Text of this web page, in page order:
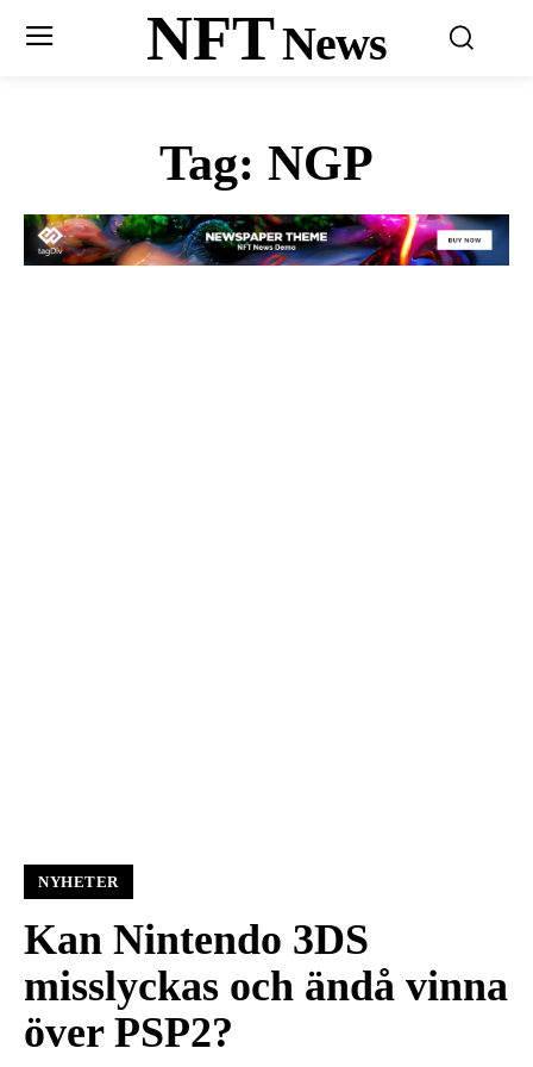
NFTNews
Tag: NGP
NYHETER
Kan Nintendo 3DS
misslyckas och ändå vinna
över PSP2?